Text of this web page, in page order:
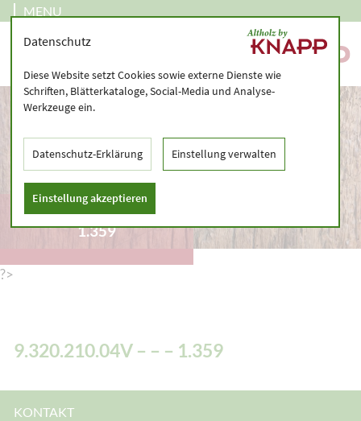
MENU
9.320.210.04V – – –
1.359
?>
9.320.210.04V – – – 1.359
KONTAKT
Datenschutz
Diese Website setzt Cookies sowie externe Dienste wie
Schriften, Blätterkataloge, Social-Media und Analyse-
Werkzeuge ein.
Datenschutz-Erklärung Einstellung verwalten
Einstellung akzeptieren